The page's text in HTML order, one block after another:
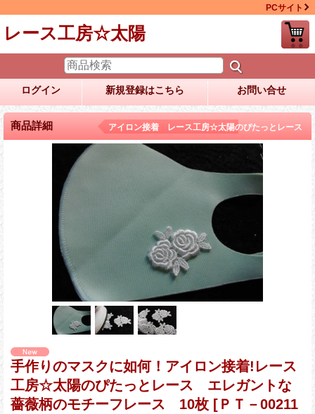
PCサイト
レース工房☆太陽
ログイン 新規登録はこちら お問い合せ
商品詳細 アイロン接着 レース工房☆太陽のぴたっとレース
手作りのマスクに如何！アイロン接着!レース
工房☆太陽のぴたっとレース エレガントな
薔薇柄のモチーフレース 10枚 [ＰＴ－00211